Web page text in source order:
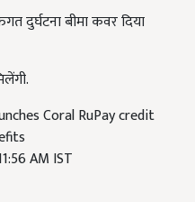
दुर्घटना बीमा कवर दिया
Coral RuPay credit
AM IST